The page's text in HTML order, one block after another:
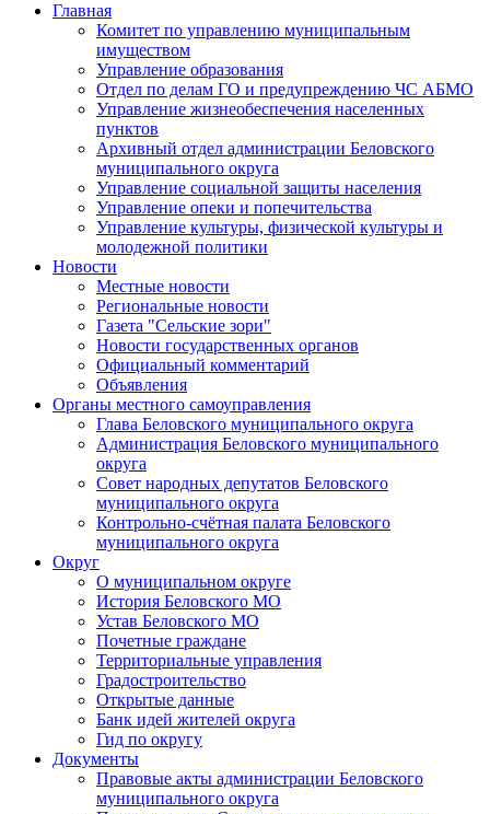
Главная
Комитет по управлению муниципальным
имуществом
Управление образования
Отдел по делам ГО и предупреждению ЧС АБМО
Управление жизнеобеспечения населенных
пунктов
Архивный отдел администрации Беловского
муниципального округа
Управление социальной защиты населения
Управление опеки и попечительства
Управление культуры, физической культуры и
молодежной политики
Новости
Местные новости
Региональные новости
Газета "Сельские зори"
Новости государственных органов
Официальный комментарий
Объявления
Органы местного самоуправления
Глава Беловского муниципального округа
Администрация Беловского муниципального
округа
Совет народных депутатов Беловского
муниципального округа
Контрольно-счётная палата Беловского
муниципального округа
Округ
О муниципальном округе
История Беловского МО
Устав Беловского МО
Почетные граждане
Территориальные управления
Градостроительство
Открытые данные
Банк идей жителей округа
Гид по округу
Документы
Правовые акты администрации Беловского
муниципального округа